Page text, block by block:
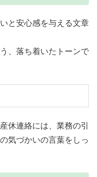
と安心感を与える文章
、落ち着いたトーンで
休連絡には、業務の引
気づかいの言葉をしっ